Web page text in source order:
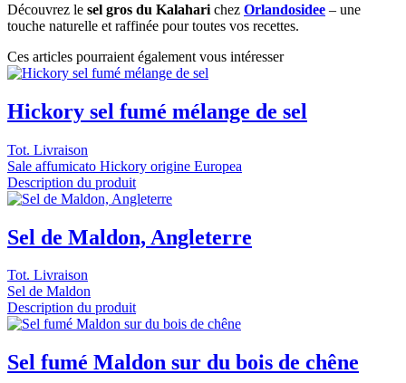
Découvrez le sel gros du Kalahari chez Orlandosidee – une
touche naturelle et raffinée pour toutes vos recettes.
Ces articles pourraient également vous intéresser
Hickory sel fumé mélange de sel
Tot. Livraison
Sale affumicato Hickory origine Europea
Description du produit
Sel de Maldon, Angleterre
Tot. Livraison
Sel de Maldon
Description du produit
Sel fumé Maldon sur du bois de chêne